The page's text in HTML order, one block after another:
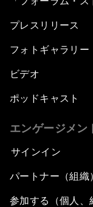
プレスリリース
フォトギャラリー
ビデオ
ポッドキャスト
エンゲージメン
サインイン
パートナー（組織
参加する（個人、